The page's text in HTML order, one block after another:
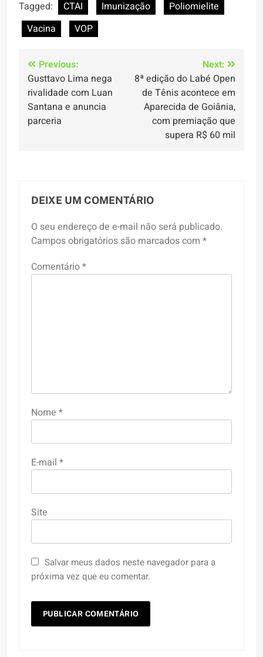
Tagged: CTAI Imunização
Poliomielite
Vacina
VOP
Navegação
de
Post
Previous:
Gusttavo Lima nega
rivalidade com Luan
Santana e anuncia
parceria
Next:
8ª edição do Labé Open
de Tênis acontece em
Aparecida de Goiânia,
com premiação que
supera R$ 60 mil
DEIXE UM COMENTÁRIO
O seu endereço de e-mail não será publicado.
Campos obrigatórios são marcados com *
Comentário*
Nome *
E-mail *
Site
Salvar meus dados neste navegador para a
próxima vez que eu comentar.